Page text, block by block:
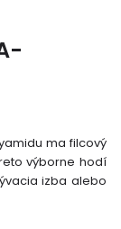
ma filcový
výborne hodí
izba alebo